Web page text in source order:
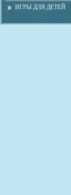
ИГРЫ ДЛЯ ДЕТЕЙ